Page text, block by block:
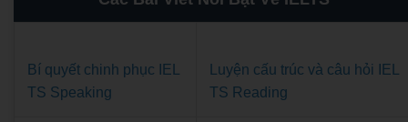
Bí quyết chinh phục IEL
TS Speaking
Luyện cấu trúc và câu hỏi IEL
TS Reading